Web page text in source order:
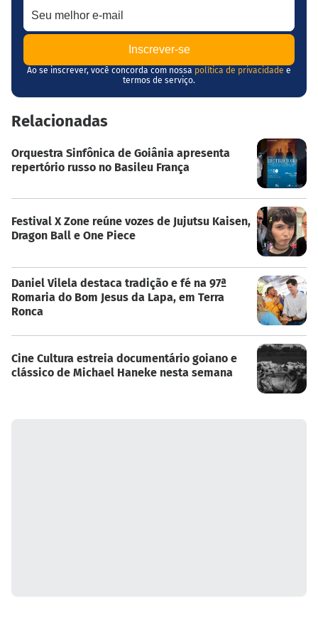
Ao se inscrever, você concorda com nossa política de privacidade e
termos de serviço.
Relacionadas
Orquestra Sinfônica de Goiânia apresenta
repertório russo no Basileu França
Festival X Zone reúne vozes de Jujutsu Kaisen,
Dragon Ball e One Piece
Daniel Vilela destaca tradição e fé na 97ª
Romaria do Bom Jesus da Lapa, em Terra
Ronca
Cine Cultura estreia documentário goiano e
clássico de Michael Haneke nesta semana